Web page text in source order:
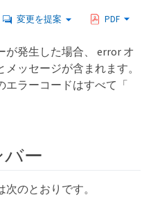
変更を提案 PDF
が発生した場合、 error オ
ッセージが含まれます。
エラーコードはすべて「
ー
のとおりです。